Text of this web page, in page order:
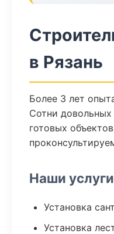
в Рязань
Более 3 лет
Сотни довольных
готовых
Наши услуги
Установка
Установка